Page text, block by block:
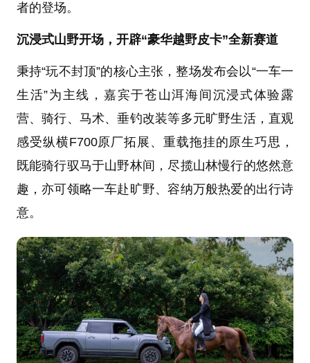
者的登场。
沉浸式山野开场，开辟“豪华越野皮卡”全新赛道
秉持“玩不封顶”的核心主张，整场发布会以“一车一
生活”为主线，嘉宾于苍山洱海间沉浸式体验露
营、骑行、马术、垂钓改装等多元旷野生活，直观
感受纵横F700原厂拓展、重载拖挂的原生巧思，
既能骑行驭马于山野林间，尽揽山林慢行的悠然意
趣，亦可领略一车赴旷野、容纳万般热爱的出行诗
意。